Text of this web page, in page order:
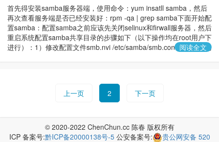
i
g
a
t
i
o
首先得安装samba服务器端，使用命令：yum insatll samba，然后
再次查看服务端是否已经安装好：rpm -qa | grep samba下面开始配
置samba：配置samba之前应该先关闭selinux和firwall服务器，然后
重启系统配置samba共享目录的步骤如下（以下操作均在root用户下
进行）：1）修改配置文件smb.nvi /etc/samba/smb.conf，修改的地
阅读全文
上一页 2 下一页
© 2020-2022 ChenChun.cc 陈春 版权所有
ICP 备案号:黔ICP备20000138号-5公安备案号:
贵公网安备 520